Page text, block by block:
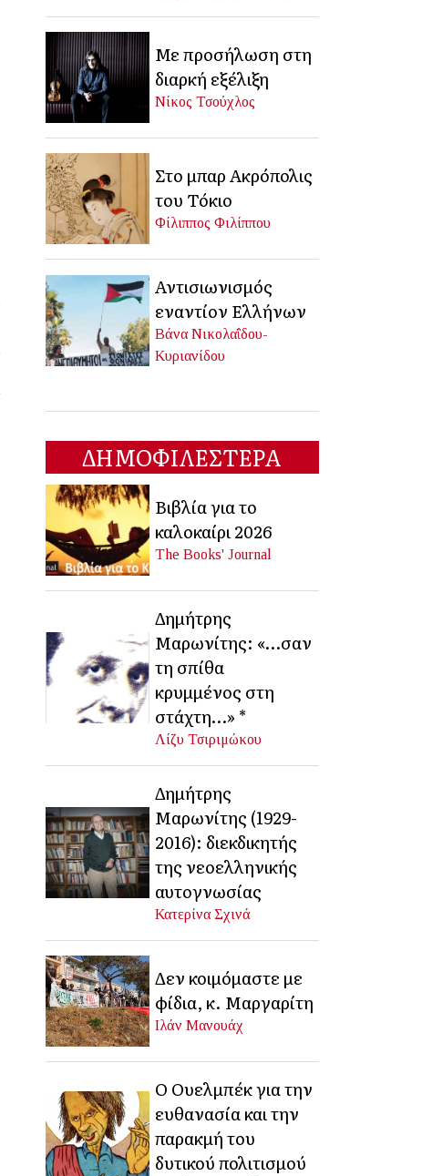
Με προσήλωση στη
διαρκή εξέλιξη
Νίκος Τσούχλος
Στο μπαρ Ακρόπολις
του Τόκιο
Φίλιππος Φιλίππου
Αντισιωνισμός
εναντίον Ελλήνων
Βάνα Νικολαΐδου-
Κυριανίδου
ΔΗΜΟΦΙΛΕΣΤΕΡΑ
Βιβλία για το
καλοκαίρι 2026
The Books' Journal
Δημήτρης
Μαρωνίτης: «…σαν
τη σπίθα
κρυμμένος στη
στάχτη…» *
Λίζυ Τσιριμώκου
Δημήτρης
Μαρωνίτης (1929-
2016): διεκδικητής
της νεοελληνικής
αυτογνωσίας
Κατερίνα Σχινά
Δεν κοιμόμαστε με
φίδια, κ. Μαργαρίτη
Ιλάν Μανουάχ
Ο Ουελμπέκ για την
ευθανασία και την
παρακμή του
δυτικού πολιτισμού